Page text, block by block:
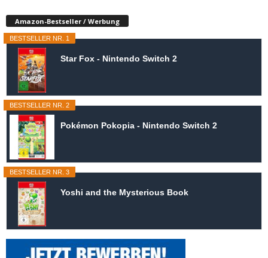
Amazon-Bestseller / Werbung
BESTSELLER NR. 1
Star Fox - Nintendo Switch 2
BESTSELLER NR. 2
Pokémon Pokopia - Nintendo Switch 2
BESTSELLER NR. 3
Yoshi and the Mysterious Book